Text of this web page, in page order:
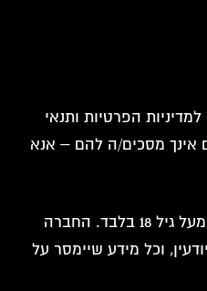
הפרטיות ותנאי
אינך מסכים/ה להם – אנא
השירות באתר מיועד לבגירים מעל גיל 18 בלבד. החברה
וכל מידע שיימסר על